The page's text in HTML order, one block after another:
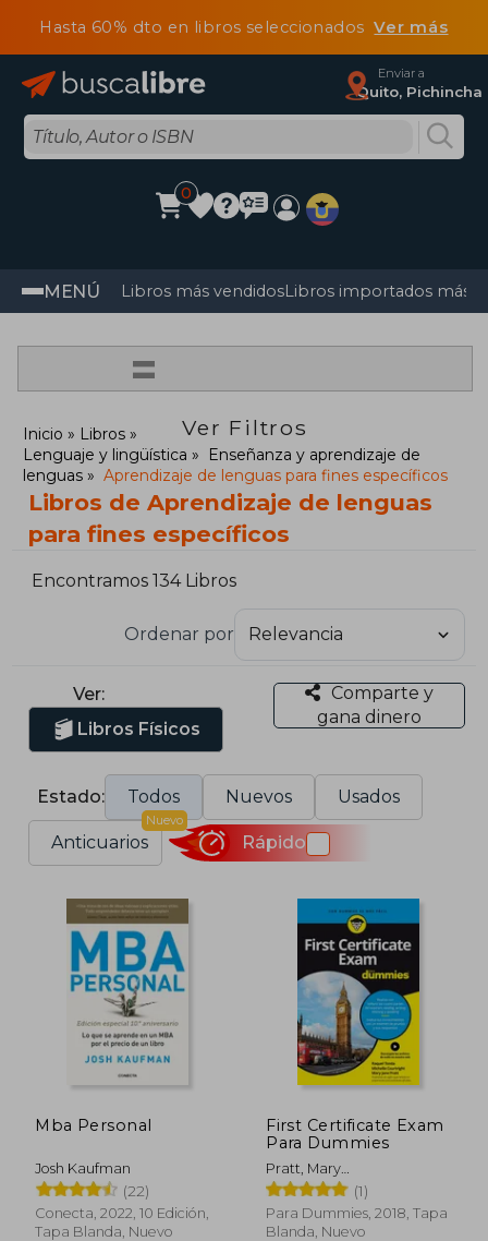
Hasta 60% dto en libros seleccionadosVer más
Enviar a
Quito, Pichincha
0
MENÚ Libros más vendidosLibros importados más
=
Ver Filtros
Inicio
Libros
Lenguaje y lingüística
Enseñanza y aprendizaje de
lenguas
Aprendizaje de lenguas para fines específicos
Libros de Aprendizaje de lenguas
para fines específicos
Encontramos 134 Libros
Ordenar por
Ver:
Libros Físicos
Comparte y
gana dinero
Estado: Todos Nuevos Usados
Anticuarios
Nuevo
Rápido
Mba Personal
Josh Kaufman
(22)
Conecta, 2022, 10 Edición,
Tapa Blanda, Nuevo
First Certificate Exam
Para Dummies
Pratt, Mary
Jane,Courtright,
Michelle,Tonda, Raquel
(1)
Para Dummies, 2018, Tapa
Blanda, Nuevo